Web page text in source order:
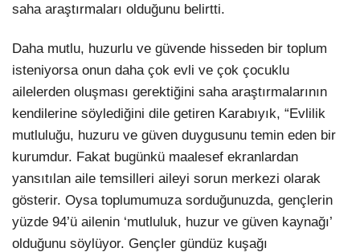
saha araştırmaları olduğunu belirtti.
Daha mutlu, huzurlu ve güvende hisseden bir toplum
isteniyorsa onun daha çok evli ve çok çocuklu
ailelerden oluşması gerektiğini saha araştırmalarının
kendilerine söylediğini dile getiren Karabıyık, “Evlilik
mutluluğu, huzuru ve güven duygusunu temin eden bir
kurumdur. Fakat bugünkü maalesef ekranlardan
yansıtılan aile temsilleri aileyi sorun merkezi olarak
gösterir. Oysa toplumumuza sorduğunuzda, gençlerin
yüzde 94’ü ailenin ‘mutluluk, huzur ve güven kaynağı’
olduğunu söylüyor. Gençler gündüz kuşağı